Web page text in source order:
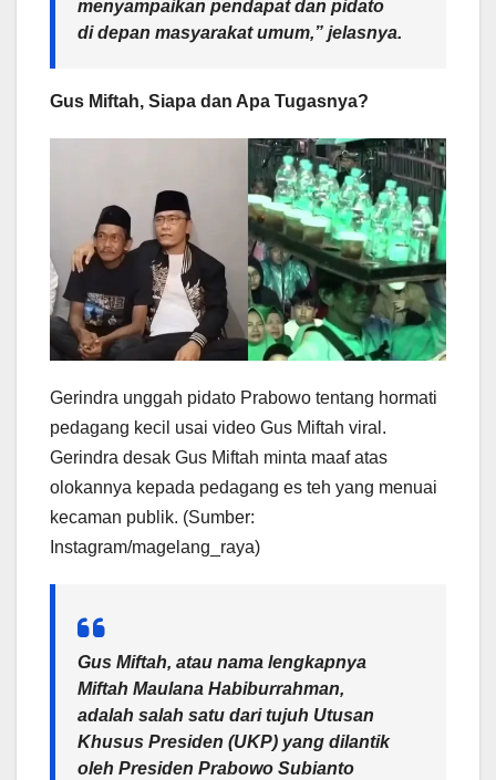
menyampaikan pendapat dan pidato
di depan masyarakat umum,” jelasnya.
Gus Miftah, Siapa dan Apa Tugasnya?
Gerindra unggah pidato Prabowo tentang hormati
pedagang kecil usai video Gus Miftah viral.
Gerindra desak Gus Miftah minta maaf atas
olokannya kepada pedagang es teh yang menuai
kecaman publik. (Sumber:
Instagram/magelang_raya)
Gus Miftah, atau nama lengkapnya
Miftah Maulana Habiburrahman,
adalah salah satu dari tujuh Utusan
Khusus Presiden (UKP) yang dilantik
oleh Presiden Prabowo Subianto